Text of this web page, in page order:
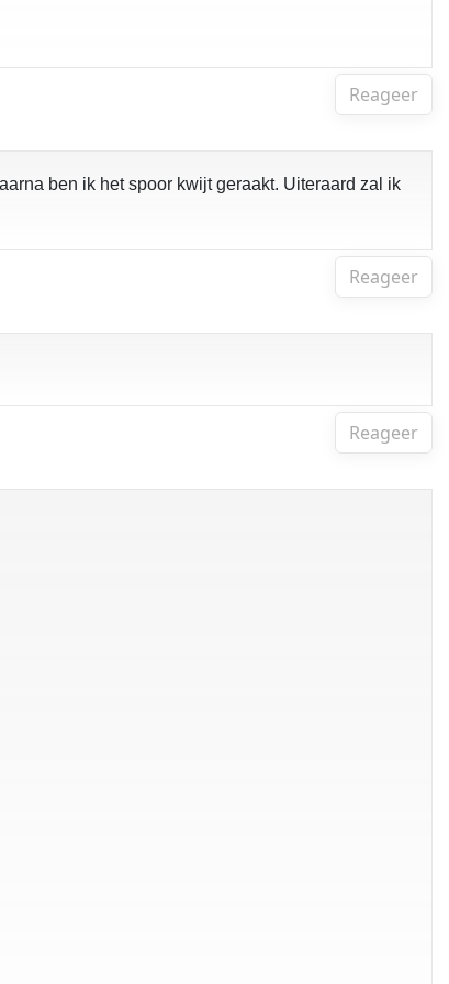
Reageer
ben ik het spoor kwijt geraakt. Uiteraard zal ik
Reageer
Reageer